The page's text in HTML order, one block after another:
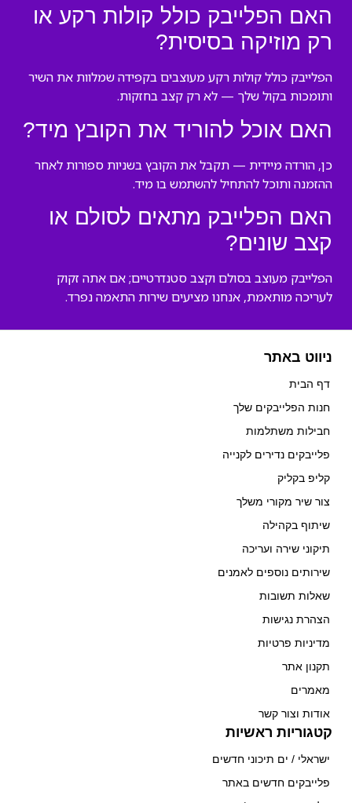
האם הפלייבק כולל קולות רקע או
רק מוזיקה בסיסית?
הפלייבק כולל קולות רקע מעוצבים בקפידה שמלוות את השיר
ותומכות בקול שלך — לא רק קצב בחזקות.
האם אוכל להוריד את הקובץ מיד?
כן, הורדה מיידית — תקבל את הקובץ בשניות ספורות לאחר
ההזמנה ותוכל להתחיל להשתמש בו מיד.
האם הפלייבק מתאים לסולם או
קצב שונים?
הפלייבק מעוצב בסולם וקצב סטנדרטיים; אם אתה זקוק
לעריכה מותאמת, אנחנו מציעים שירות התאמה נפרד.
ניווט באתר
דף הבית
חנות הפלייבקים שלך
חבילות משתלמות
פלייבקים נדירים לקנייה
קליפ בקליק
צור שיר מקורי משלך
שיתוף בקהילה
תיקוני שירה ועריכה
שירותים נוספים לאמנים
שאלות תשובות
הצהרת נגישות
מדיניות פרטיות
תקנון אתר
מאמרים
אודות וצור קשר
קטגוריות ראשיות
ישראלי / ים תיכוני חדשים
פלייבקים חדשים באתר